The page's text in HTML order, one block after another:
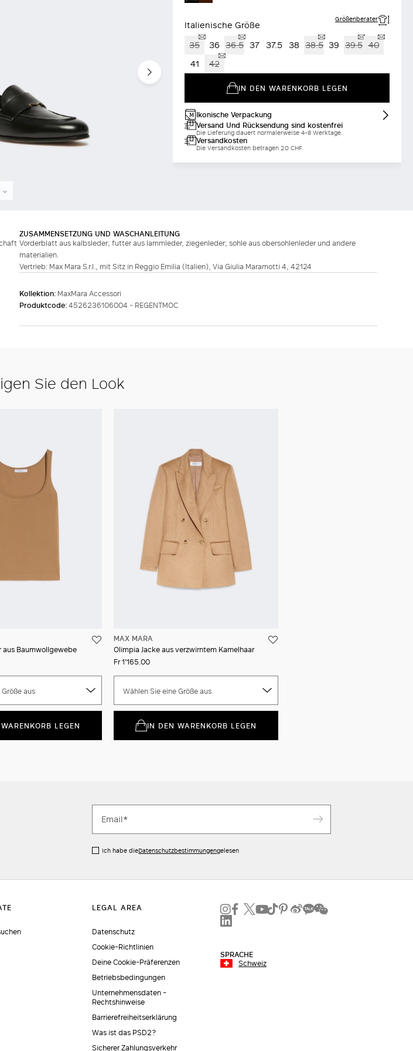
Italienische Größe Größenberater
35 36 36.5 37 37.5 38 38.5 39 39.5 40
41
42
IN DEN WARENKORB LEGEN
Ikonische Verpackung
Versand Und Rücksendung sind kostenfrei
Die Lieferung dauert normalerweise 4-8 Werktage.
Versandkosten
Die Versandkosten betragen 20 CHF.
ZUSAMMENSETZUNG UND WASCHANLEITUNG
Vorderblatt aus kalbsleder; futter aus lammleder, ziegenleder; sohle aus obersohlenleder und andere
materialien.
Vertrieb: Max Mara S.r.l., mit Sitz in Reggio Emilia (Italien), Via Giulia Maramotti 4, 42124
Kollektion: MaxMara Accessori
Produktcode:4526236106004 - REGENTMOC
Sie den Look
aus Baumwollgewebe
aus
LEGEN
MAX MARA
Olimpia Jacke aus verzwirntem Kamelhaar
Fr 1'165.00
Wählen Sie eine Größe aus
IN DEN WARENKORB LEGEN
Ich habe dieDatenschutzbestimmungengelesen
Datenschutz
Cookie-Richtlinien
Deine Cookie-Präferenzen
Betriebsbedingungen
Unternehmensdaten -
Rechtshinweise
Barrierefreiheitserklärung
Was ist das PSD2?
Sicherer Zahlungsverkehr
SPRACHE
Schweiz